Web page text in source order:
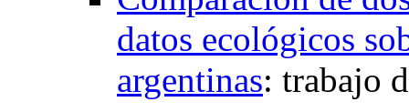
datos ecológicos
argentinas: trabajo